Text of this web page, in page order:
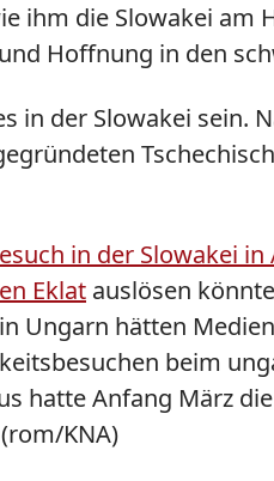
die Slowakei am
Hoffnung in den
in der Slowakei sein.
in der Slowakei
Eklat auslösen
Ungarn hätten
beim
hatte Anfang März
KNA)